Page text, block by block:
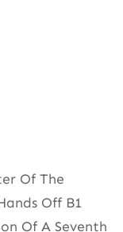
Of The
Off B1
Of A Seventh